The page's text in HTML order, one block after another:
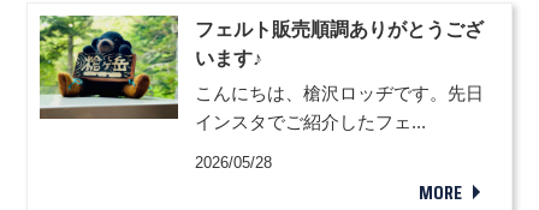
フェルト販売順調ありがとうござ
います♪
こんにちは、槍沢ロッヂです。先日
インスタでご紹介したフェ...
2026/05/28
MORE